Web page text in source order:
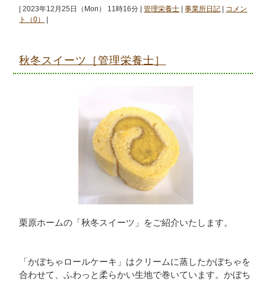
| 2023年12月25日（Mon） 11時16分 |管理栄養士 |事業所日記
コメン
ト（0）
秋冬スイーツ［管理栄養士］
栗原ホームの「秋冬スイーツ」をご紹介いたします。
「かぼちゃロールケーキ」はクリームに蒸したかぼちゃを
合わせて、ふわっと柔らかい生地で巻いています。かぼち